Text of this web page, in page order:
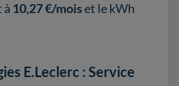
à 10,27 €/moiset le kWh
E.Leclerc : Service